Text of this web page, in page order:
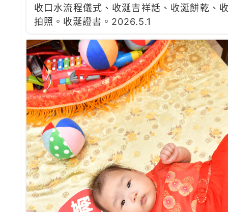
收口水流程儀式、收涎吉祥話、收涎餅乾、
拍照。收涎證書。2026.5.1